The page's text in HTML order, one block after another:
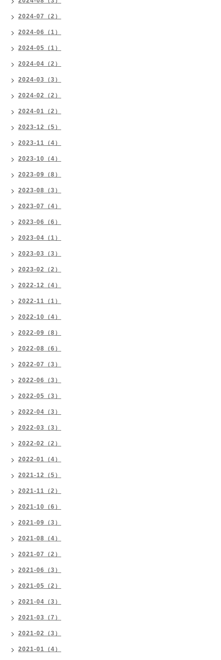
2024-07（2）
2024-06（1）
2024-05（1）
2024-04（2）
2024-03（3）
2024-02（2）
2024-01（2）
2023-12（5）
2023-11（4）
2023-10（4）
2023-09（8）
2023-08（3）
2023-07（4）
2023-06（6）
2023-04（1）
2023-03（3）
2023-02（2）
2022-12（4）
2022-11（1）
2022-10（4）
2022-09（8）
2022-08（6）
2022-07（3）
2022-06（3）
2022-05（3）
2022-04（3）
2022-03（3）
2022-02（2）
2022-01（4）
2021-12（5）
2021-11（2）
2021-10（6）
2021-09（3）
2021-08（4）
2021-07（2）
2021-06（3）
2021-05（2）
2021-04（3）
2021-03（7）
2021-02（3）
2021-01（4）